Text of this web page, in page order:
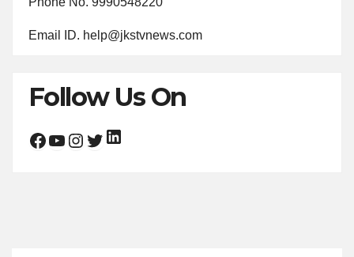
Email ID. help@jkstvnews.com
Follow Us On
Facebook YouTube Instagram Twitter LinkedIn